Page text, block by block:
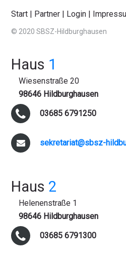
Start | Partner | Login |
© 2020 SBSZ-Hildburghausen
Haus 1
Wiesenstraße 20
98646 Hildburghausen
03685 6791250
sekretariat@sbsz-
Haus 2
Helenenstraße 1
98646 Hildburghausen
03685 6791300